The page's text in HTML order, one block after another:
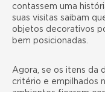
contassem uma
suas visitas saibam
objetos decorativos
bem posicionadas.
Agora, se os itens da
critério e empilhados